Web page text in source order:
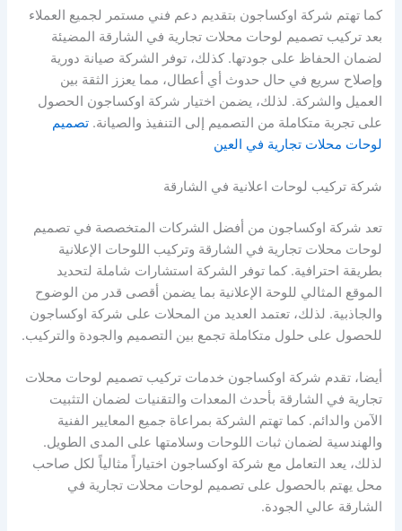
كما تهتم شركة اوكساجون بتقديم دعم فني مستمر لجميع العملاء
بعد تركيب تصميم لوحات محلات تجارية في الشارقة المضيئة
لضمان الحفاظ على جودتها. كذلك، توفر الشركة صيانة دورية
وإصلاح سريع في حال حدوث أي أعطال، مما يعزز الثقة بين
العميل والشركة. لذلك، يضمن اختيار شركة اوكساجون الحصول
على تجربة متكاملة من التصميم إلى التنفيذ والصيانة.تصميم
لوحات محلات تجارية في العين
شركة تركيب لوحات اعلانية في الشارقة
تعد شركة اوكساجون من أفضل الشركات المتخصصة في تصميم
لوحات محلات تجارية في الشارقة وتركيب اللوحات الإعلانية
بطريقة احترافية. كما توفر الشركة استشارات شاملة لتحديد
الموقع المثالي للوحة الإعلانية بما يضمن أقصى قدر من الوضوح
والجاذبية. لذلك، تعتمد العديد من المحلات على شركة اوكساجون
للحصول على حلول متكاملة تجمع بين التصميم والجودة والتركيب.
أيضا، تقدم شركة اوكساجون خدمات تركيب تصميم لوحات محلات
تجارية في الشارقة بأحدث المعدات والتقنيات لضمان التثبيت
الآمن والدائم. كما تهتم الشركة بمراعاة جميع المعايير الفنية
والهندسية لضمان ثبات اللوحات وسلامتها على المدى الطويل.
لذلك، يعد التعامل مع شركة اوكساجون اختياراً مثالياً لكل صاحب
محل يهتم بالحصول على تصميم لوحات محلات تجارية في
الشارقة عالي الجودة.